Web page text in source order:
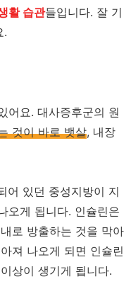
활 습관들입니다. 잘 기
.
어요. 대사증후군의 원
것이 바로 뱃살, 내장
어 있던 중성지방이 지
오게 됩니다. 인슐린은
로 방출하는 것을 막아
져 나오게 되면 인슐린
상이 생기게 됩니다.